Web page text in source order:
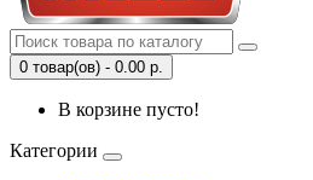
0 товар(ов) - 0.00 р.
В корзине пусто!
Категории